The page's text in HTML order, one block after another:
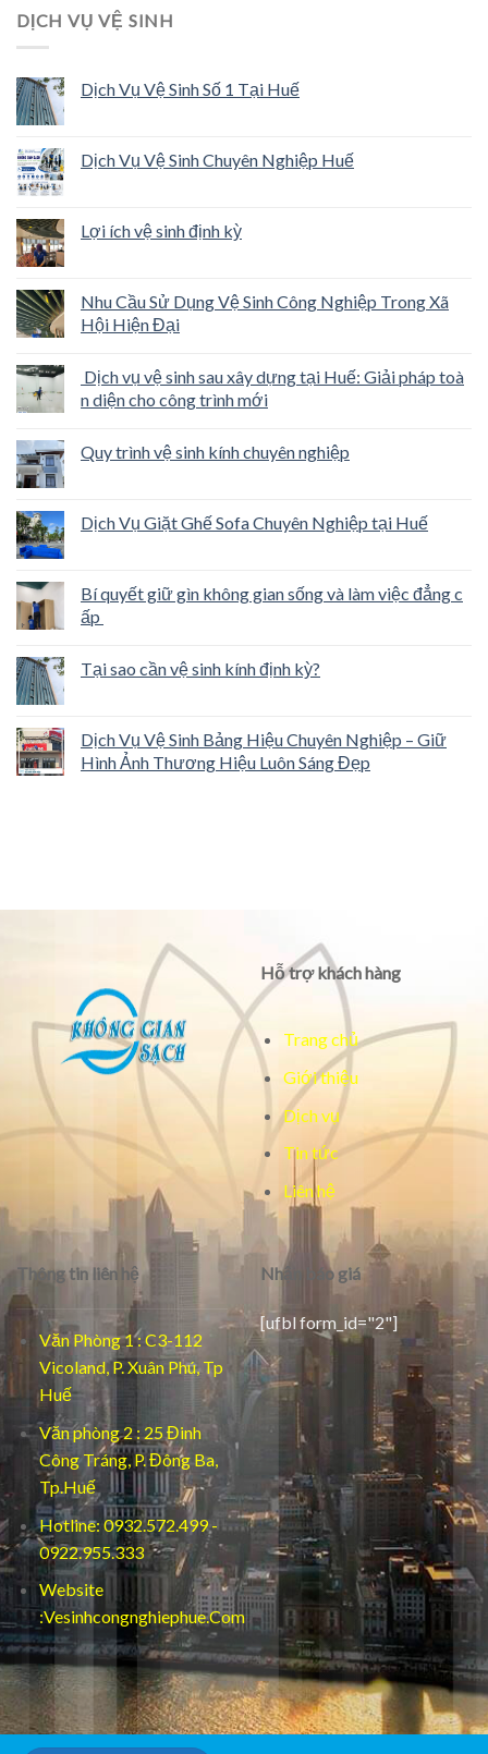
DỊCH VỤ VỆ SINH
Dịch Vụ Vệ Sinh Số 1 Tại Huế
Dịch Vụ Vệ Sinh Chuyên Nghiệp Huế
Lợi ích vệ sinh định kỳ
Nhu Cầu Sử Dụng Vệ Sinh Công Nghiệp Trong Xã
Hội Hiện Đại
Dịch vụ vệ sinh sau xây dựng tại Huế: Giải pháp toà
n diện cho công trình mới
Quy trình vệ sinh kính chuyên nghiệp
Dịch Vụ Giặt Ghế Sofa Chuyên Nghiệp tại Huế
Bí quyết giữ gìn không gian sống và làm việc đẳng c
ấp
Tại sao cần vệ sinh kính định kỳ?
Dịch Vụ Vệ Sinh Bảng Hiệu Chuyên Nghiệp – Giữ
Hình Ảnh Thương Hiệu Luôn Sáng Đẹp
Hỗ trợ khách hàng
Trang chủ
Giới thiệu
Dịch vụ
Tin tức
Liên hệ
Thông tin liên hệ
Văn Phòng 1 : C3-112
Vicoland, P. Xuân Phú, Tp
Huế
Văn phòng 2 : 25 Đinh
Công Tráng, P. Đông Ba,
Tp.Huế
Hotline: 0932.572.499 -
0922.955.333
Website
:Vesinhcongnghiephue.Com
Nhận báo giá
[ufbl form_id="2"]